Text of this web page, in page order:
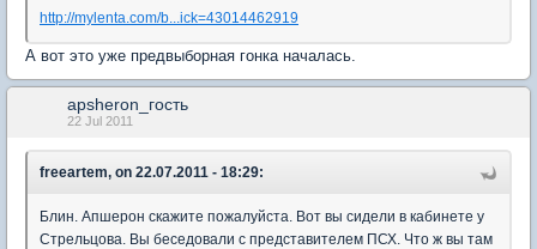
http://mylenta.com/b...ick=43014462919
А вот это уже предвыборная гонка началась.
apsheron_гость
22 Jul 2011
freeartem, on 22.07.2011 - 18:29:
Блин. Апшерон скажите пожалуйста. Вот вы сидели в кабинете у
Стрельцова. Вы беседовали с представителем ПСХ. Что ж вы там